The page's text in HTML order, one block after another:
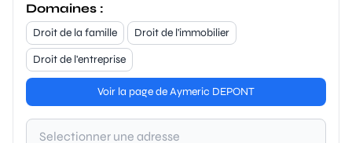
Domaines :
Droit de la famille
Droit de l'immobilier
Droit de l'entreprise
Voir la page de Aymeric DEPONT